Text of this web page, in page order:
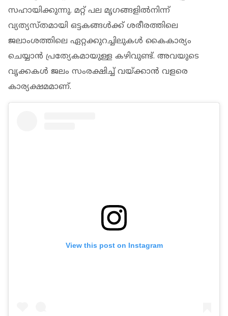
സഹായിക്കുന്നു. മറ്റ് പല മൃഗങ്ങളില്‍നിന്ന്
വ്യത്യസ്തമായി ഒട്ടകങ്ങള്‍ക്ക് ശരീരത്തിലെ
ജലാംശത്തിലെ ഏറ്റക്കുറച്ചിലുകള്‍ കൈകാര്യം
ചെയ്യാന്‍ പ്രത്യേകമായുള്ള കഴിവുണ്ട്. അവയുടെ
വൃക്കകള്‍ ജലം സംരക്ഷിച്ച് വയ്ക്കാന്‍ വളരെ
കാര്യക്ഷമമാണ്.
View this post on Instagram